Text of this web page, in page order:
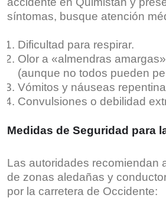
síntomas, busque atención
Dificultad para respirar.
Olor a «almendras
(aunque no todos pueden
Vómitos y náuseas
Convulsiones o debilidad
Medidas de Seguridad para
Las autoridades recomiendan
de zonas aledañas y
por la carretera de Occidente: